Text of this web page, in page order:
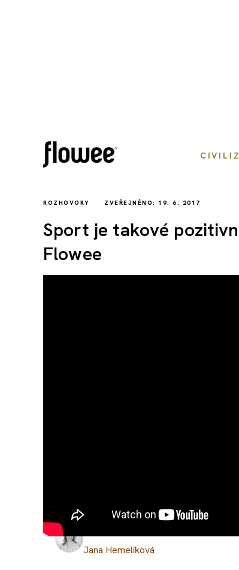
ROZHOVORY ZVEŘEJNĚNO: 19. 6. 2017
Sport je takové
Flowee
Jana Hemelíková